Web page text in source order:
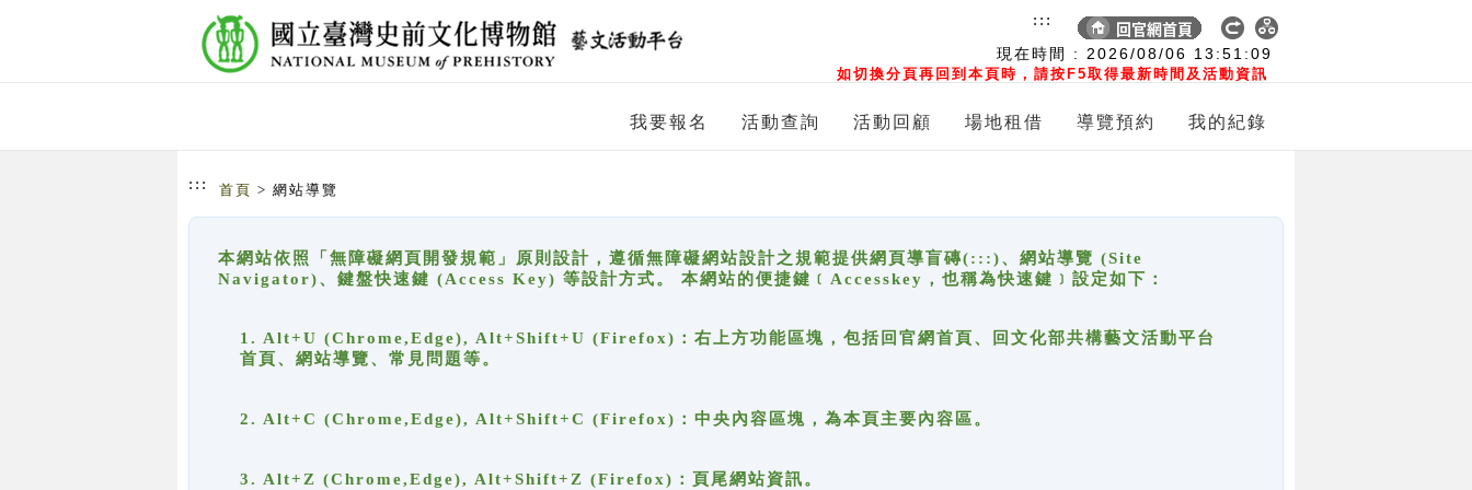
現在時間 : 2026/08/06 13:51:09
如切換分頁再回到本頁時，請按F5取得最新時間及活動資訊
:::
我要報名 活動查詢 活動回顧 場地租借 導覽預約 我的紀錄
::: 首頁 > 網站導覽
本網站依照「無障礙網頁開發規範」原則設計，遵循無障礙網站設計之規範提供網頁導盲磚(:::)、網站導覽 (Site
Navigator)、鍵盤快速鍵 (Access Key) 等設計方式。 本網站的便捷鍵﹝Accesskey，也稱為快速鍵﹞設定如下：
1. Alt+U (Chrome,Edge), Alt+Shift+U (Firefox)：右上方功能區塊，包括回官網首頁、回文化部共構藝文活動平台
首頁、網站導覽、常見問題等。
2. Alt+C (Chrome,Edge), Alt+Shift+C (Firefox)：中央內容區塊，為本頁主要內容區。
3. Alt+Z (Chrome,Edge), Alt+Shift+Z (Firefox)：頁尾網站資訊。